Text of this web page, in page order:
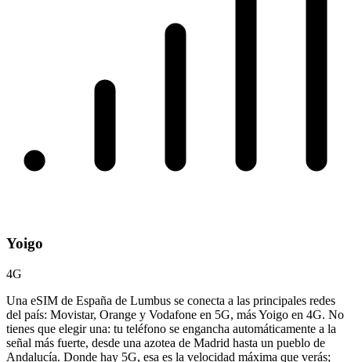
Yoigo
4G
Una eSIM de España de Lumbus se conecta a las principales redes
del país: Movistar, Orange y Vodafone en 5G, más Yoigo en 4G. No
tienes que elegir una: tu teléfono se engancha automáticamente a la
señal más fuerte, desde una azotea de Madrid hasta un pueblo de
Andalucía. Donde hay 5G, esa es la velocidad máxima que verás;